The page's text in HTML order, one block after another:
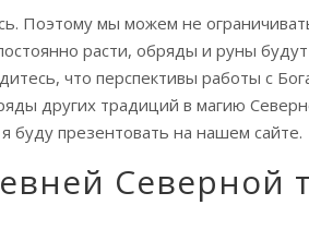
Поэтому мы можем не
расти, обряды и руны
что перспективы работы с
других традиций в магию
буду презентовать на нашем сайте.
Северной